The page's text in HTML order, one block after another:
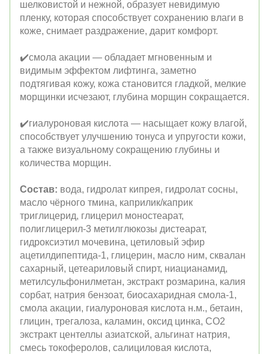
шелковистой и нежной, образует невидимую
пленку, которая способствует сохранению влаги в
коже, снимает раздражение, дарит комфорт.
✔️смола акации — обладает мгновенным и
видимым эффектом лифтинга, заметно
подтягивая кожу, кожа становится гладкой, мелкие
морщинки исчезают, глубина морщин сокращается.
✔️гиалуроновая кислота — насыщает кожу влагой,
способствует улучшению тонуса и упругости кожи,
а также визуальному сокращению глубины и
количества морщин.
Состав: вода, гидролат кипрея, гидролат сосны,
масло чёрного тмина, каприлик/каприк
триглицерид, глицерил моностеарат,
полиглицерил-3 метилглюкозы дистеарат,
гидроксиэтил мочевина, цетиловый эфир
ацетилдипептида-1, глицерин, масло ним, сквалан
сахарный, цетеариловый спирт, ниацианамид,
метилсульфонилметан, экстракт розмарина, калия
сорбат, натрия бензоат, биосахаридная смола-1,
смола акации, гиалуроновая кислота н.м., бетаин,
глицин, трегалоза, каламин, оксид цинка, СО2
экстракт центеллы азиатской, альгинат натрия,
смесь токоферолов, салициловая кислота,